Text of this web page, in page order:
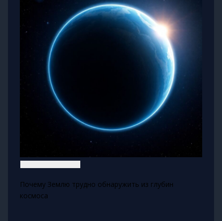
Почему Землю трудно обнаружить из глубин
космоса